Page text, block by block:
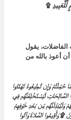
۩
الفاضلات، يقول
أعوذ بالله من
حُمِّلْتُمْ وَإِن تُطِيعُوهُ تَهْتَدُوا
الصَّالِحَاتِ لَيَسْتَخْلِفَنَّهُم فِي
وَلَيُبَدِّلَنَّهُم مِّن بَعْدِ خَوْفِهِمْ
وَأَقِيمُوا الصَّلاةَ وَآتُوا